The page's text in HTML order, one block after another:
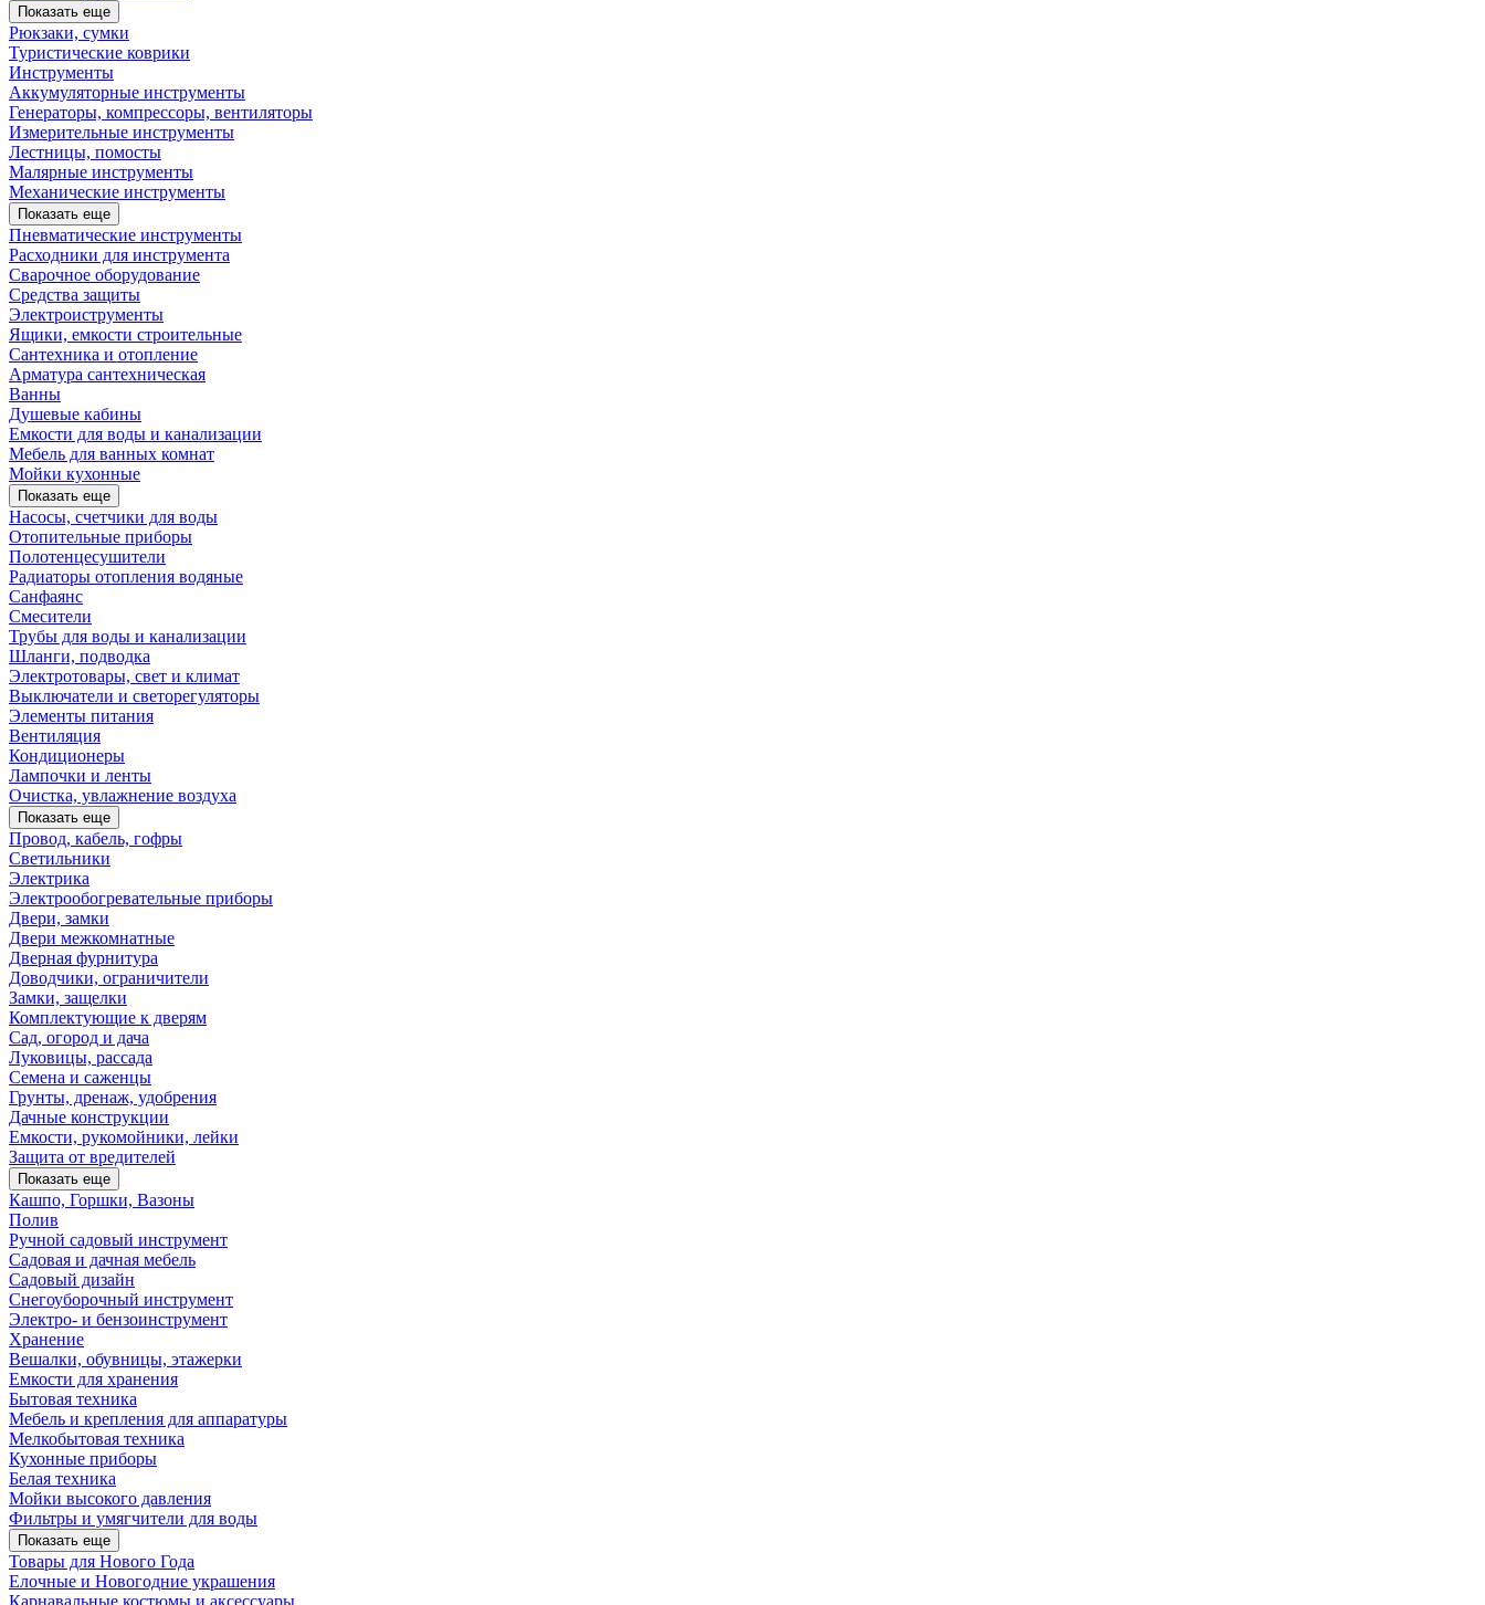
Показать еще
Рюкзаки, сумки
Туристические коврики
Инструменты
Аккумуляторные инструменты
Генераторы, компрессоры, вентиляторы
Измерительные инструменты
Лестницы, помосты
Малярные инструменты
Механические инструменты
Показать еще
Пневматические инструменты
Расходники для инструмента
Сварочное оборудование
Средства защиты
Электроиструменты
Ящики, емкости строительные
Сантехника и отопление
Арматура сантехническая
Ванны
Душевые кабины
Емкости для воды и канализации
Мебель для ванных комнат
Мойки кухонные
Показать еще
Насосы, счетчики для воды
Отопительные приборы
Полотенцесушители
Радиаторы отопления водяные
Санфаянс
Смесители
Трубы для воды и канализации
Шланги, подводка
Электротовары, свет и климат
Выключатели и светорегуляторы
Элементы питания
Вентиляция
Кондиционеры
Лампочки и ленты
Очистка, увлажнение воздуха
Показать еще
Провод, кабель, гофры
Светильники
Электрика
Электрообогревательные приборы
Двери, замки
Двери межкомнатные
Дверная фурнитура
Доводчики, ограничители
Замки, защелки
Комплектующие к дверям
Сад, огород и дача
Луковицы, рассада
Семена и саженцы
Грунты, дренаж, удобрения
Дачные конструкции
Емкости, рукомойники, лейки
Защита от вредителей
Показать еще
Кашпо, Горшки, Вазоны
Полив
Ручной садовый инструмент
Садовая и дачная мебель
Садовый дизайн
Снегоуборочный инструмент
Электро- и бензоинструмент
Хранение
Вешалки, обувницы, этажерки
Емкости для хранения
Бытовая техника
Мебель и крепления для аппаратуры
Мелкобытовая техника
Кухонные приборы
Белая техника
Мойки высокого давления
Фильтры и умягчители для воды
Показать еще
Товары для Нового Года
Елочные и Новогодние украшения
Карнавальные костюмы и аксессуары